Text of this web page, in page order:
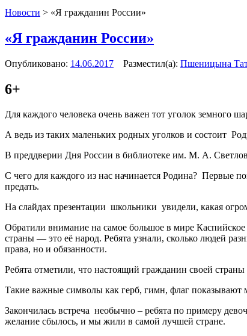
Новости > «Я гражданин России»
«Я гражданин России»
Опубликовано: 14.06.2017 Разместил(а): Пшеницына
6+
Для каждого человека очень важен тот уголок земного
А ведь из таких маленьких родных уголков и состоит
В преддверии Дня России в библиотеке им. М. А.
С чего для каждого из нас начинается Родина? Первые
предать.
На слайдах презентации школьники увидели, какая
Обратили внимание на самое большое в мире
страны — это её народ. Ребята узнали, сколько людей
права, но и обязанности.
Ребята отметили, что настоящий гражданин своей
Такие важные символы как герб, гимн, флаг
Закончилась встреча необычно – ребята по примеру
желание сбылось, и мы жили в самой лучшей стране.